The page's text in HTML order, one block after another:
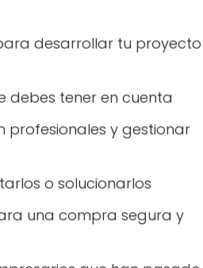
desarrollar tu proyecto
debes tener en cuenta
profesionales y gestionar
o solucionarlos
una compra segura y